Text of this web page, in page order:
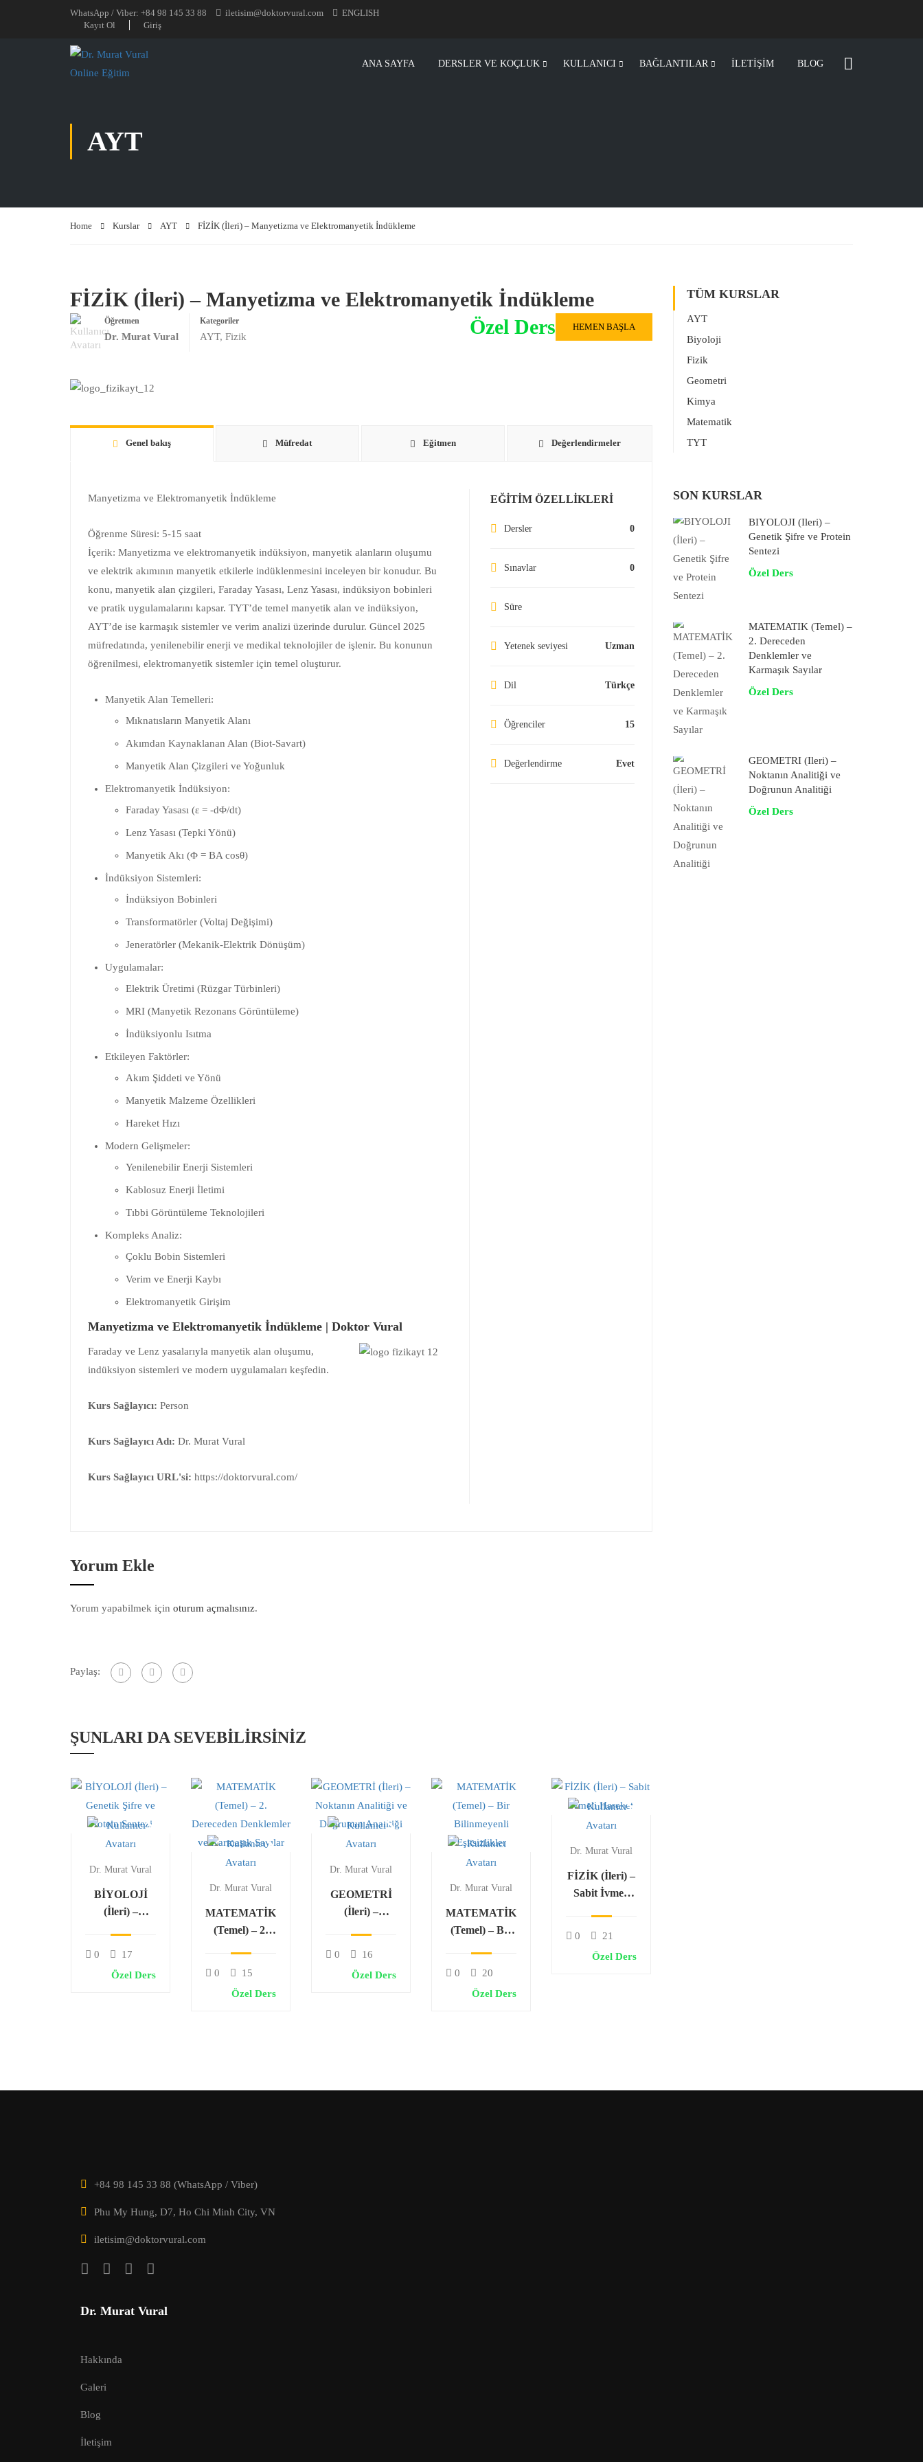
WhatsApp / Viber: +84 98 145 33 88 iletisim@doktorvural.com
ENGLISH
Kayıt Ol
Giriş
ANA SAYFA DERSLER VE KOÇLUK KULLANICI BAĞLANTILAR İLETİŞİM BLOG
AYT
Home Kurslar AYT FİZİK (İleri) – Manyetizma ve Elektromanyetik İndükleme
FİZİK (İleri) – Manyetizma ve Elektromanyetik İndükleme
Öğretmen
Dr. Murat Vural
Kategoriler
AYT, Fizik Özel Ders HEMEN BAŞLA
Genel bakış Müfredat Eğitmen Değerlendirmeler
Manyetizma ve Elektromanyetik İndükleme
Öğrenme Süresi: 5-15 saat
İçerik: Manyetizma ve elektromanyetik indüksiyon, manyetik alanların oluşumu
ve elektrik akımının manyetik etkilerle indüklenmesini inceleyen bir konudur. Bu
konu, manyetik alan çizgileri, Faraday Yasası, Lenz Yasası, indüksiyon bobinleri
ve pratik uygulamalarını kapsar. TYT’de temel manyetik alan ve indüksiyon,
AYT’de ise karmaşık sistemler ve verim analizi üzerinde durulur. Güncel 2025
müfredatında, yenilenebilir enerji ve medikal teknolojiler de işlenir. Bu konunun
öğrenilmesi, elektromanyetik sistemler için temel oluşturur.
Manyetik Alan Temelleri:
Mıknatısların Manyetik Alanı
Akımdan Kaynaklanan Alan (Biot-Savart)
Manyetik Alan Çizgileri ve Yoğunluk
Elektromanyetik İndüksiyon:
Faraday Yasası (ε = -dΦ/dt)
Lenz Yasası (Tepki Yönü)
Manyetik Akı (Φ = BA cosθ)
İndüksiyon Sistemleri:
İndüksiyon Bobinleri
Transformatörler (Voltaj Değişimi)
Jeneratörler (Mekanik-Elektrik Dönüşüm)
Uygulamalar:
Elektrik Üretimi (Rüzgar Türbinleri)
MRI (Manyetik Rezonans Görüntüleme)
İndüksiyonlu Isıtma
Etkileyen Faktörler:
Akım Şiddeti ve Yönü
Manyetik Malzeme Özellikleri
Hareket Hızı
Modern Gelişmeler:
Yenilenebilir Enerji Sistemleri
Kablosuz Enerji İletimi
Tıbbi Görüntüleme Teknolojileri
Kompleks Analiz:
Çoklu Bobin Sistemleri
Verim ve Enerji Kaybı
Elektromanyetik Girişim
Manyetizma ve Elektromanyetik İndükleme | Doktor Vural
Faraday ve Lenz yasalarıyla manyetik alan oluşumu,
indüksiyon sistemleri ve modern uygulamaları keşfedin.
Kurs Sağlayıcı: Person
Kurs Sağlayıcı Adı: Dr. Murat Vural
Kurs Sağlayıcı URL'si: https://doktorvural.com/
EĞITIM ÖZELLIKLERI
Dersler 0
Sınavlar 0
Süre
Yetenek seviyesi Uzman
Dil Türkçe
Öğrenciler 15
Değerlendirme Evet
Yorum Ekle
Yorum yapabilmek için oturum açmalısınız.
Paylaş:
ŞUNLARI DA SEVEBILIRSINIZ
Dr. Murat Vural
BİYOLOJİ
(İleri) –
0
17
Özel Ders
Dr. Murat Vural
MATEMATİK
(Temel) – 2.
Sayılar
0
15
Özel Ders
Dr. Murat Vural
GEOMETRİ
(İleri) –
Analitiği
0
16
Özel Ders
Dr. Murat Vural
MATEMATİK
(Temel) – Bir
0
20
Özel Ders
Dr. Murat Vural
FİZİK (İleri) –
Sabit İvmeli
0
21
Özel Ders
TÜM KURSLAR
AYT
Biyoloji
Fizik
Geometri
Kimya
Matematik
TYT
SON KURSLAR
BİYOLOJİ (İleri) –
Genetik Şifre ve Protein
Sentezi
Özel Ders
MATEMATİK (Temel) –
2. Dereceden
Denklemler ve
Karmaşık Sayılar
Özel Ders
GEOMETRİ (İleri) –
Noktanın Analitiği ve
Doğrunun Analitiği
Özel Ders
+84 98 145 33 88 (WhatsApp / Viber)
Phu My Hung, D7, Ho Chi Minh City, VN
iletisim@doktorvural.com
Dr. Murat Vural
Hakkında
Galeri
Blog
İletişim